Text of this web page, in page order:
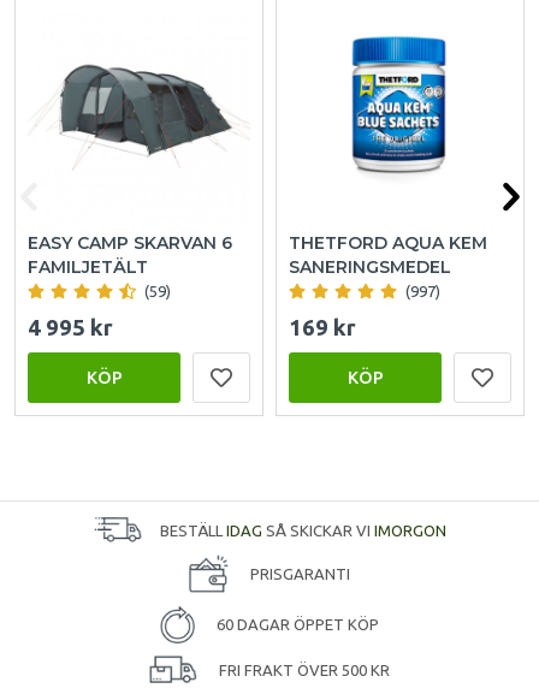
EASY CAMP SKARVAN 6
FAMILJETÄLT
(59)
4 995 kr
KÖP
THETFORD AQUA KEM
SANERINGSMEDEL
(997)
169 kr
KÖP
BESTÄLL IDAG SÅ SKICKAR VI IMORGON
PRISGARANTI
60 DAGAR ÖPPET KÖP
FRI FRAKT ÖVER 500 KR